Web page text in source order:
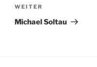
Nächster
Beitrag
WEITER
Michael Soltau